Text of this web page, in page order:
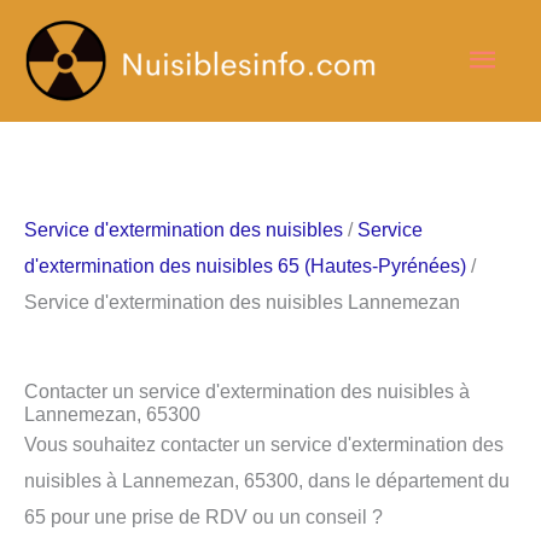
contenu
Service d'extermination des nuisibles / Service
d'extermination des nuisibles 65 (Hautes-Pyrénées) /
Service d'extermination des nuisibles Lannemezan
Contacter un service d'extermination des nuisibles à
Lannemezan, 65300
Vous souhaitez contacter un service d'extermination des
nuisibles à Lannemezan, 65300, dans le département du
65 pour une prise de RDV ou un conseil ?